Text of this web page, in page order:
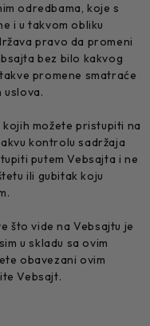
odredbama, koje s
i u takvom obliku
pravo da promeni
bez bilo kakvog
promene smatraće
uslova.
možete pristupiti na
kontrolu sadržaja
putem Vebsajta i ne
ili gubitak koju
što vide na Vebsajtu je
u skladu sa ovim
obavezani ovim
Vebsajt.